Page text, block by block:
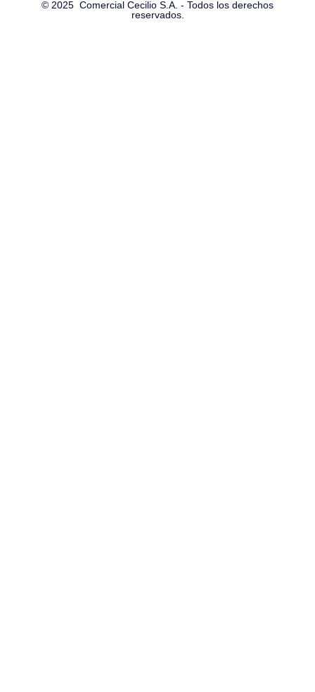
© 2025 Comercial Cecilio S.A. - Todos los derechos
reservados.